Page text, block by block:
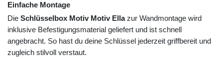
Einfache Montage
Die Schlüsselbox Motiv Motiv Ellazur Wandmontage wird
inklusive Befestigungsmaterial geliefert und ist schnell
angebracht. So hast du deine Schlüssel jederzeit griffbereit und
zugleich stilvoll verstaut.